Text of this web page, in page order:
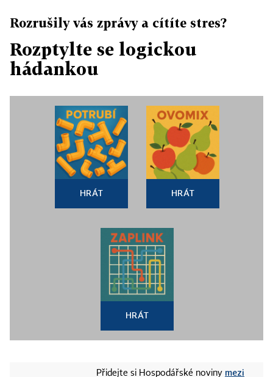
Rozrušily vás zprávy a cítíte stres?
Rozptylte se logickou
hádankou
HRÁT HRÁT
HRÁT
Přidejte si Hospodářské noviny mezi